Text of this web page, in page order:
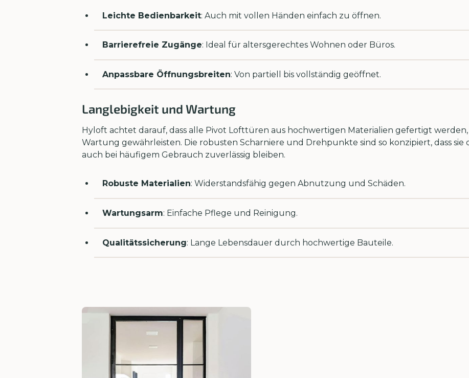
Leichte Bedienbarkeit: Auch mit vollen Händen einfach zu öffnen.
Barrierefreie Zugänge: Ideal für altersgerechtes Wohnen oder Büros.
Anpassbare Öffnungsbreiten: Von partiell bis vollständig geöffnet.
Langlebigkeit und Wartung
Hyloft achtet darauf, dass alle Pivot Lofttüren aus hochwertigen Materialien gefertigt
Wartung gewährleisten. Die robusten Scharniere und Drehpunkte sind so konzipiert, dass
auch bei häufigem Gebrauch zuverlässig bleiben.
Robuste Materialien: Widerstandsfähig gegen Abnutzung und Schäden.
Wartungsarm: Einfache Pflege und Reinigung.
Qualitätssicherung: Lange Lebensdauer durch hochwertige Bauteile.